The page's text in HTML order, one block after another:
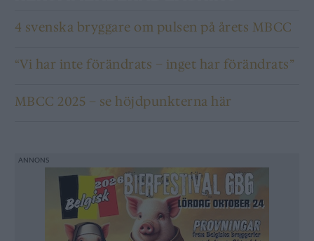
4 svenska bryggare om pulsen på årets MBCC
“Vi har inte förändrats – inget har förändrats”
MBCC 2025 – se höjdpunkterna här